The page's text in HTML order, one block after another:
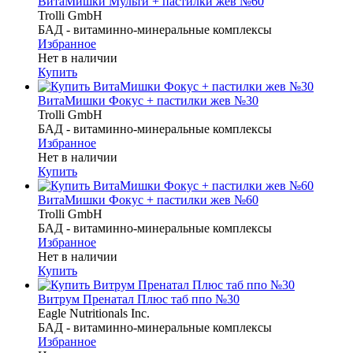
Trolli GmbH
БАД - витаминно-минеральные комплексы
Избранное
Нет в наличии
Купить
ВитаМишки Фокус + пастилки жев №30
Trolli GmbH
БАД - витаминно-минеральные комплексы
Избранное
Нет в наличии
Купить
ВитаМишки Фокус + пастилки жев №60
Trolli GmbH
БАД - витаминно-минеральные комплексы
Избранное
Нет в наличии
Купить
Витрум Пренатал Плюс таб ппо №30
Eagle Nutritionals Inc.
БАД - витаминно-минеральные комплексы
Избранное